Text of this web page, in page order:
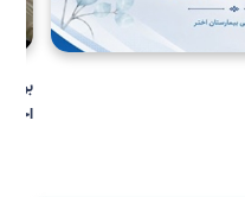
اختر